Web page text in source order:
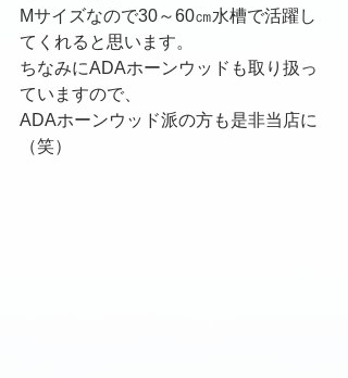
Mサイズなので30～60㎝水槽で活躍し
てくれると思います。
ちなみにADAホーンウッドも取り扱っ
ていますので、
ADAホーンウッド派の方も是非当店に
（笑）